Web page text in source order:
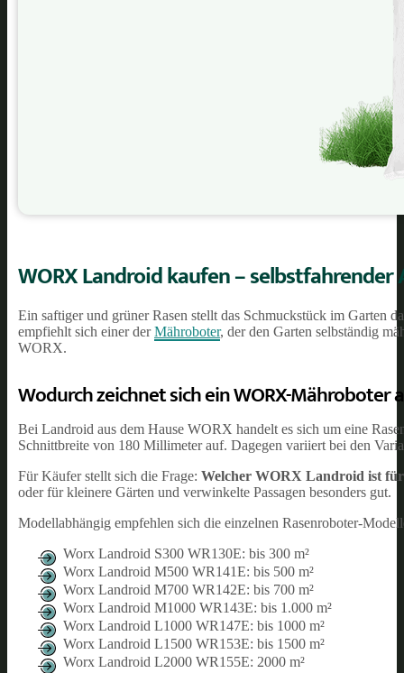
WORX Landroid kaufen –
Ein saftiger und grüner Rasen stellt das Schmuckstück im Garten
empfiehlt sich einer derMähroboter, der den Garten selbständig
WORX.
Wodurch zeichnet sich ein WORX-Mähroboter
Bei Landroid aus dem Hause WORX handelt es sich um eine
Schnittbreite von 180 Millimeter auf. Dagegen variiert bei den
Für Käufer stellt sich die Frage: Welcher WORX Landroid ist für
oder für kleinere Gärten und verwinkelte Passagen besonders gut.
Modellabhängig empfehlen sich die einzelnen Rasenroboter-
Worx Landroid S300 WR130E: bis 300 m²
Worx Landroid M500 WR141E: bis 500 m²
Worx Landroid M700 WR142E: bis 700 m²
Worx Landroid M1000 WR143E: bis 1.000 m²
Worx Landroid L1000 WR147E: bis 1000 m²
Worx Landroid L1500 WR153E: bis 1500 m²
Worx Landroid L2000 WR155E: 2000 m²